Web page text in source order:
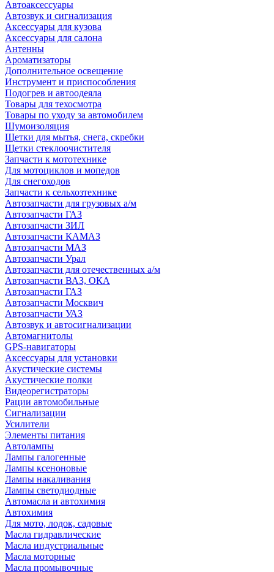
Автоаксессуары
Автозвук и сигнализация
Аксессуары для кузова
Аксессуары для салона
Антенны
Ароматизаторы
Дополнительное освещение
Инструмент и приспособления
Подогрев и автоодеяла
Товары для техосмотра
Товары по уходу за автомобилем
Шумоизоляция
Щетки для мытья, снега, скребки
Щетки стеклоочистителя
Запчасти к мототехнике
Для мотоциклов и мопедов
Для снегоходов
Запчасти к сельхозтехнике
Автозапчасти для грузовых а/м
Автозапчасти ГАЗ
Автозапчасти ЗИЛ
Автозапчасти КАМАЗ
Автозапчасти МАЗ
Автозапчасти Урал
Автозапчасти для отечественных а/м
Автозапчасти ВАЗ, ОКА
Автозапчасти ГАЗ
Автозапчасти Москвич
Автозапчасти УАЗ
Автозвук и автосигнализации
Автомагнитолы
GPS-навигаторы
Аксессуары для установки
Акустические системы
Акустические полки
Видеорегистраторы
Рации автомобильные
Сигнализации
Усилители
Элементы питания
Автолампы
Лампы галогенные
Лампы ксеноновые
Лампы накаливания
Лампы светодиодные
Автомасла и автохимия
Автохимия
Для мото, лодок, садовые
Масла гидравлические
Масла индустриальные
Масла моторные
Масла промывочные